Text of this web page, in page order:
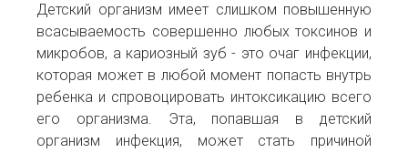
Детский организм имеет слишком повышенную
всасываемость совершенно любых токсинов и
микробов, а кариозный зуб - это очаг инфекции,
которая может в любой момент попасть внутрь
ребенка и спровоцировать интоксикацию всего
его организма. Эта, попавшая в детский
организм инфекция, может стать причиной